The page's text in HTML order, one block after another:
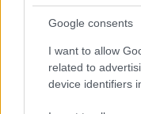
Google consents
I want to allow
related to
device identifiers
Share:
Ακολουθήστε το